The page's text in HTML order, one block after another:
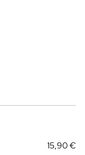
15,90 €